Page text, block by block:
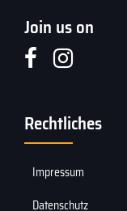
Join us on
Rechtliches
Impressum
Datenschutz